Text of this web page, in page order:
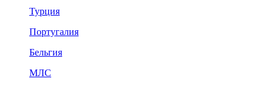
Турция
Португалия
Бельгия
МЛС